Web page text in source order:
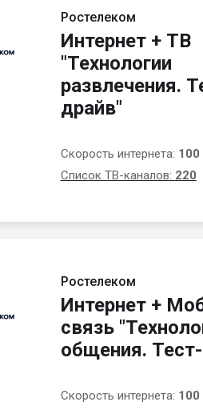
Ростелеком
Интернет + ТВ
"Технологии
развлечения.
драйв"
Скорость интернета:
Список ТВ-каналов: 220
Ростелеком
Интернет +
связь
общения.
Скорость интернета: